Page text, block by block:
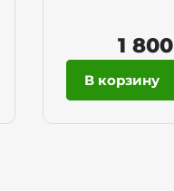
1 800